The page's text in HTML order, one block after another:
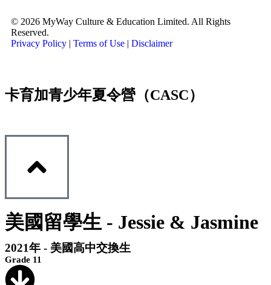
© 2026 MyWay Culture & Education Limited. All Rights
Reserved.
Privacy Policy | Terms of Use | Disclaimer
卡育加青少年夏令營（CASC）
美國留學生 - Jessie & Jasmine
2021年 - 美國高中交換生
Grade 11